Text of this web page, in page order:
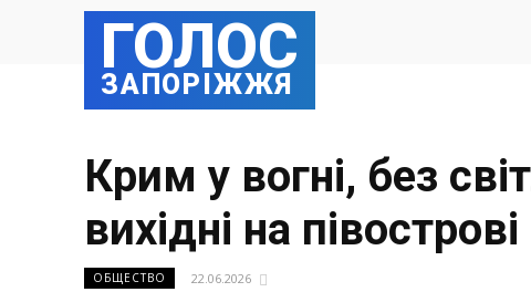
ГОЛОС
ЗАПОРІЖЖЯ
Крим у вогні, без
вихідні на півострові
ОБЩЕСТВО 22.06.2026